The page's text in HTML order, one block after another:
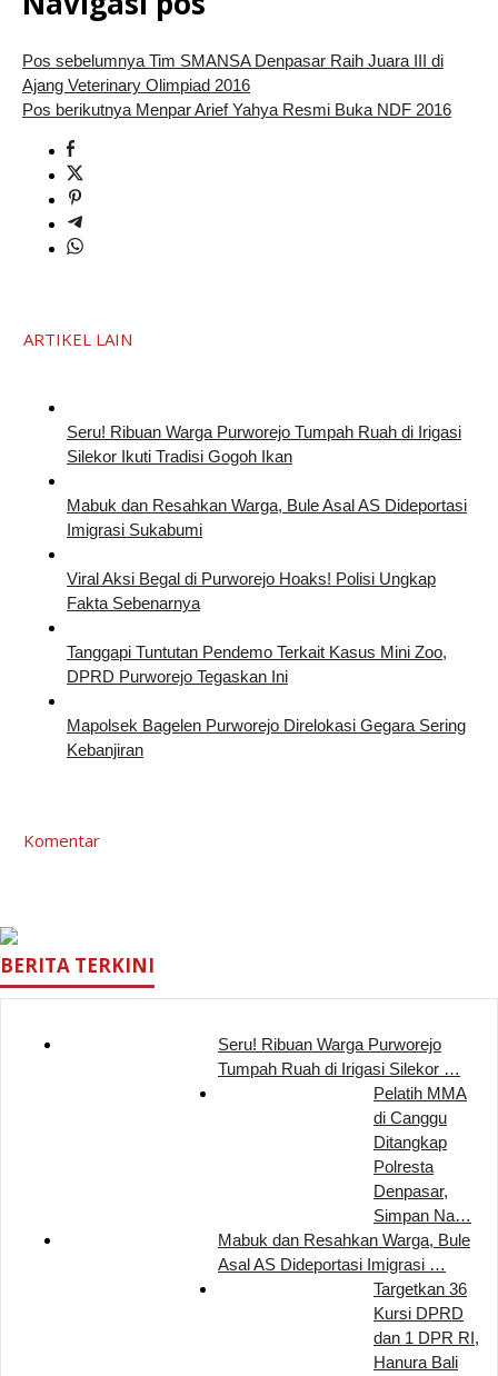
Pos sebelumnyaTim SMANSA Denpasar Raih Juara III di
Ajang Veterinary Olimpiad 2016
Pos berikutnyaMenpar Arief Yahya Resmi Buka NDF 2016
ARTIKEL LAIN
Seru! Ribuan Warga Purworejo Tumpah Ruah di Irigasi
Silekor Ikuti Tradisi Gogoh Ikan
Mabuk dan Resahkan Warga, Bule Asal AS Dideportasi
Imigrasi Sukabumi
Viral Aksi Begal di Purworejo Hoaks! Polisi Ungkap
Fakta Sebenarnya
Tanggapi Tuntutan Pendemo Terkait Kasus Mini Zoo,
DPRD Purworejo Tegaskan Ini
Mapolsek Bagelen Purworejo Direlokasi Gegara Sering
Kebanjiran
Komentar
BERITA TERKINI
Seru! Ribuan Warga Purworejo
Tumpah Ruah di Irigasi Silekor …
Pelatih MMA
di Canggu
Ditangkap
Polresta
Denpasar,
Simpan Na…
Mabuk dan Resahkan Warga, Bule
Asal AS Dideportasi Imigrasi …
Targetkan 36
Kursi DPRD
dan 1 DPR RI,
Hanura Bali